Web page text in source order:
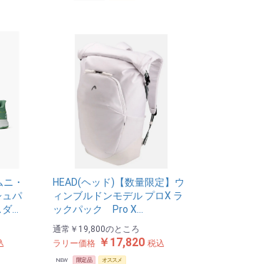
・
ュパ
…
HEAD(ヘッド)【数量限定】ウ
ィンブルドンモデル プロX ラ
ックパック Pro X…
通常 ￥19,800のところ
ラリー価格￥17,820 税込
NEW 限定品 オススメ